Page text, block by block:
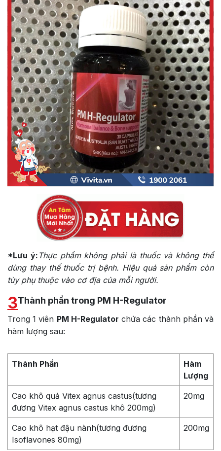
*Lưu ý: Thực phẩm không phải là thuốc và không thể
dùng thay thế thuốc trị bệnh. Hiệu quả sản phẩm còn
tùy phụ thuộc vào cơ địa của mỗi người.
3Thành phần trong PM H-Regulator
Trong 1 viên PM H-Regulator chứa các thành phần và
hàm lượng sau:
Thành Phần
Hàm
Lượng
Cao khô quả Vitex agnus castus(tương
đương Vitex agnus castus khô 200mg)
20mg
Cao khô hạt đậu nành(tương đương
Isoflavones 80mg)
200mg